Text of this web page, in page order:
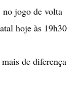
jogo de volta
hoje às 19h30
de diferença